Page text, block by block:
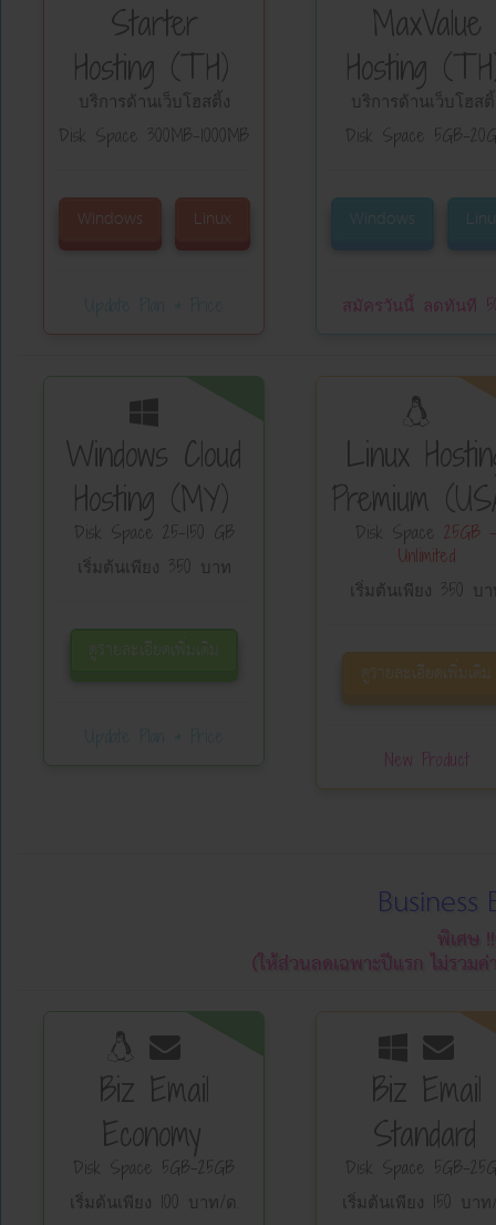
Starter
Hosting (TH)
บริการด้านเว็บโฮสติ้ง
Disk Space 300MB-1000MB
Windows Linux
MaxValue
Hosting
บริการด้านเว็บโฮส
Disk Space 5GB-
Windows
สมัครวันนี้ ลดทันที
Windows Cloud
Hosting (MY)
Disk Space 25-150 GB
เริ่มต้นเพียง 350 บาท
ดูรายละเอียดเพิ่มเติม
Linux
Premium
Disk Space 25GB -
Unlimited
เริ่มต้นเพียง 350 บ
ดูรายละเอียดเพิ่มเติม
New Product
พิเศษ
(ให้ส่วนลดเฉพาะปีแรก ไม่รวม
Biz Email
Economy
Disk Space 5GB-25GB
เริ่มต้นเพียง 100 บาท/ด.
Biz Email
Standard
Disk Space 5GB-
เริ่มต้นเพียง 150 บา